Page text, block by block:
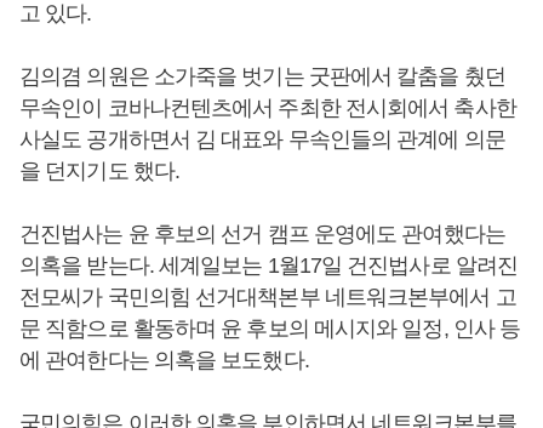
고 있다.
김의겸 의원은 소가죽을 벗기는 굿판에서 칼춤을 췄던
무속인이 코바나컨텐츠에서 주최한 전시회에서 축사한
사실도 공개하면서 김 대표와 무속인들의 관계에 의문
을 던지기도 했다.
건진법사는 윤 후보의 선거 캠프 운영에도 관여했다는
의혹을 받는다. 세계일보는 1월17일 건진법사로 알려진
전모씨가 국민의힘 선거대책본부 네트워크본부에서 고
문 직함으로 활동하며 윤 후보의 메시지와 일정, 인사 등
에 관여한다는 의혹을 보도했다.